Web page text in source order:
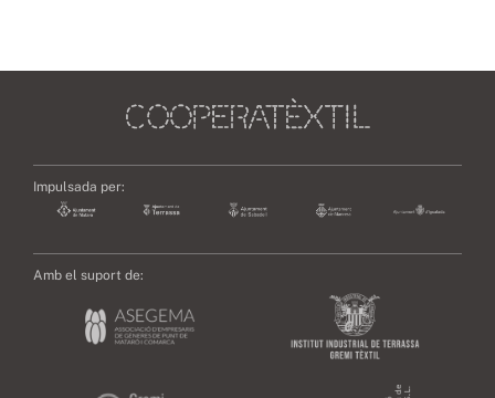
Impulsada per:
Amb el suport de: